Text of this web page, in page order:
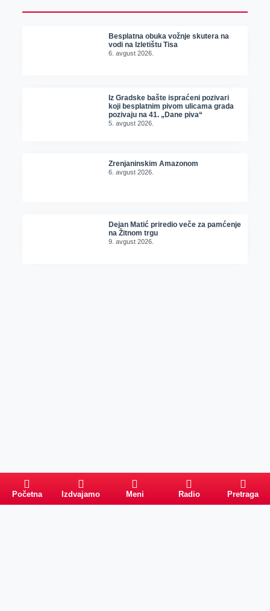
Besplatna obuka vožnje skutera na
vodi na Izletištu Tisa
6. avgust 2026.
Iz Gradske bašte ispraćeni pozivari
koji besplatnim pivom ulicama grada
pozivaju na 41. „Dane piva“
5. avgust 2026.
Zrenjaninskim Amazonom
6. avgust 2026.
Dejan Matić priredio veče za pamćenje
na Žitnom trgu
9. avgust 2026.
Početna Izdvajamo Meni Radio Pretraga